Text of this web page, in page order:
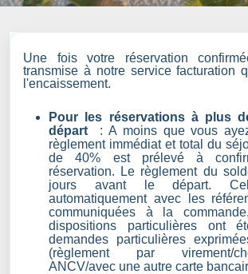
Une fois votre réservation
transmise à notre service facturation
l'encaissement.
Pour les réservations à plus
départ
: A moins que vous
règlement immédiat et total du
de 40% est prélevé à
réservation. Le règlement du
jours avant le départ.
automatiquement avec les
communiquées à la
dispositions particulières ont
demandes particulières
(règlement par virement/
ANCV/avec une autre carte